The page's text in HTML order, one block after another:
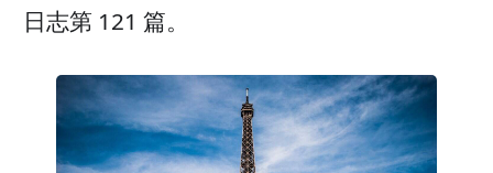
日志第 121 篇。